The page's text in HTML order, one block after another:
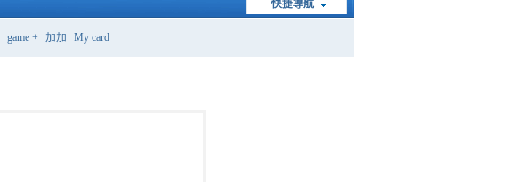
快捷導航
game + 加加 My card